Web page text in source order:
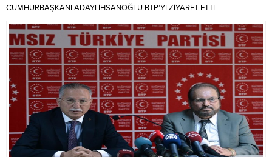
CUMHURBAŞKANI ADAYI İHSANOĞLU BTP’Yİ ZİYARET ETTİ